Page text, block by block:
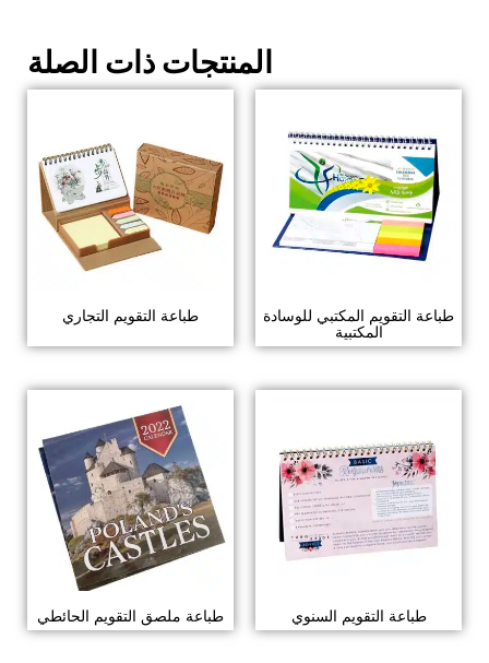
المنتجات ذات الصلة
طباعة التقويم التجاري
طباعة التقويم المكتبي للوسادة
المكتبية
طباعة ملصق التقويم الحائطي طباعة التقويم السنوي